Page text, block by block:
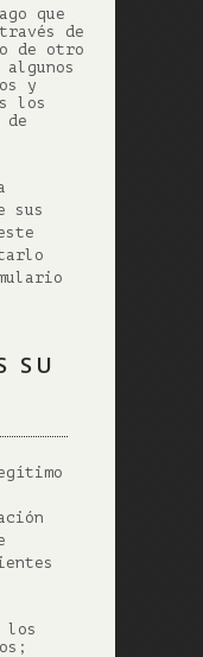
que
de
de otro
algunos
y
los
sus
SU
los